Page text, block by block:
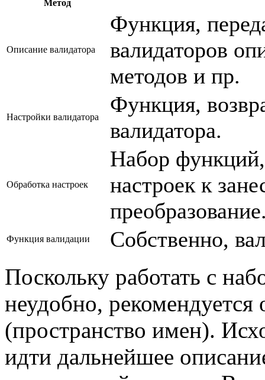
Метод
Описание валидатора
Функция,
валидаторов
методов и пр.
Настройки валидатора
Функция,
валидатора.
Обработка настроек
Набор
настроек к
Функция валидации Собственно,
Поскольку работать с
неудобно, рекомендуется
(пространство имен).
идти дальнейшее